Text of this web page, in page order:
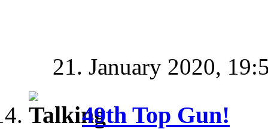
21. January 2020,
49th Top Gun!